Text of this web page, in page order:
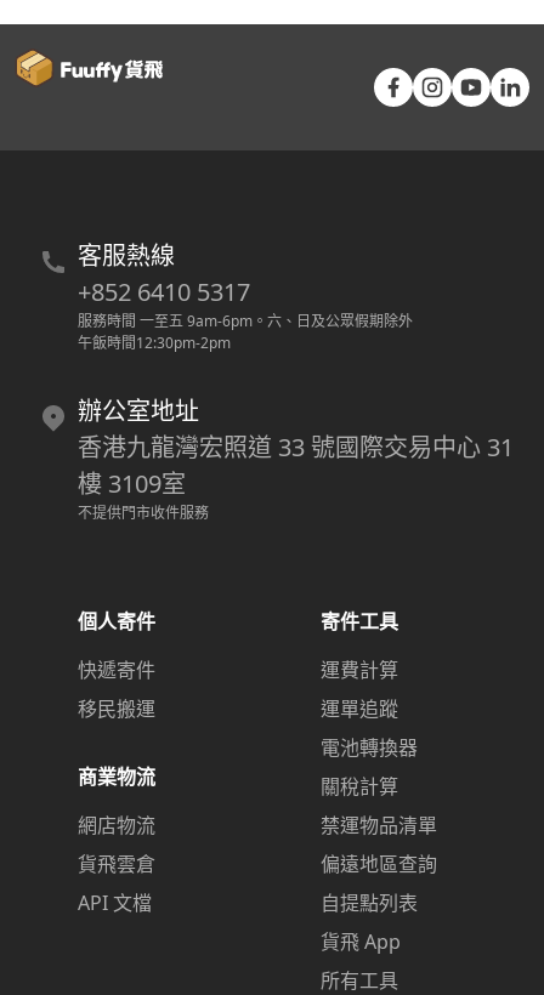
客服熱線
+852 6410 5317
服務時間 一至五 9am-6pm 。 六、日及公眾假期除外
午飯時間12:30pm-2pm
辦公室地址
香港九龍灣宏照道 33 號國際交易中心 31
樓 3109室
不提供門市收件服務
個人寄件
快遞寄件
移民搬運
商業物流
網店物流
貨飛雲倉
API 文檔
寄件工具
運費計算
運單追蹤
電池轉換器
關稅計算
禁運物品清單
偏遠地區查詢
自提點列表
貨飛 App
所有工具